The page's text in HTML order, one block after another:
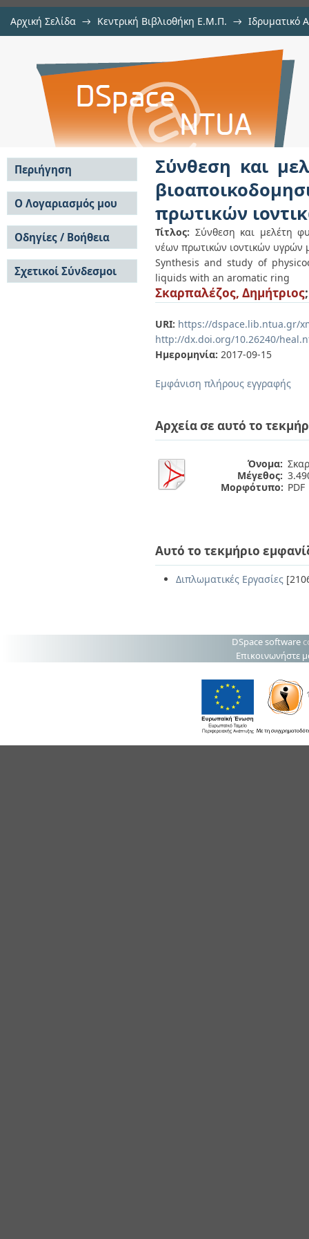
Αρχική Σελίδα → Κεντρική Βιβλιοθήκη Ε.Μ.Π. → Ιδρυματικό
Σύνθεση και μελέτη
βιοαποικοδομησιμότητας και
με αρωματικό δακτύλιο
Σύνθεση και
πρωτικών
Τίτλος: Σύνθεση και μελέτη
νέων πρωτικών ιοντικών υγρών
Synthesis and study of
liquids with an aromatic ring
Σκαρπαλέζος, Δημήτριος
URI: https://dspace.lib.ntua.gr/
http://dx.doi.org/10.26240/
Ημερομηνία: 2017-09-15
Εμφάνιση πλήρους εγγραφής
Αρχεία σε αυτό το
Όνομα:
Μέγεθος:
Μορφότυπο: PDF
Αυτό το τεκμήριο
Διπλωματικές Εργασίες
Περιήγηση
Σε όλο το DSpace
Κοινότητες & Συλλογές
Ανά Ημερομηνία
Έκδοσης
Συγγραφείς
Τίτλοι
Θέματα
Ο Λογαριασμός μου
Σύνδεση
Εγγραφή
Οδηγίες / Βοήθεια
Οδηγίες Υποβολής
Οδηγίες Χρήσης ΙΑ
Συχνές Ερωτήσεις
Σχετικοί Σύνδεσμοι
DSpace software
Επικοινωνήστε